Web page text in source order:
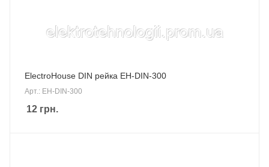
ElectroHouse DIN рейка EH-DIN-300
Арт.: EH-DIN-300
12 грн.